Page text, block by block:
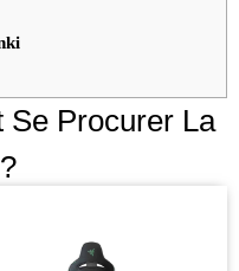
Se Procurer La